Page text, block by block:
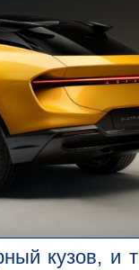
кузов, и